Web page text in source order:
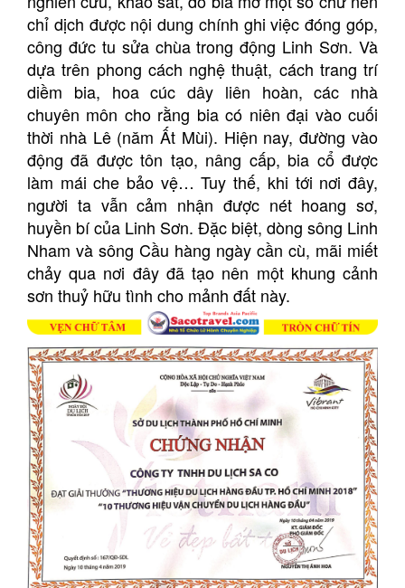
chỉ dịch được nội dung chính ghi việc đóng góp,
công đức tu sửa chùa trong động Linh Sơn. Và
dựa trên phong cách nghệ thuật, cách trang trí
diềm bia, hoa cúc dây liên hoàn, các nhà
chuyên môn cho rằng bia có niên đại vào cuối
thời nhà Lê (năm Ất Mùi). Hiện nay, đường vào
động đã được tôn tạo, nâng cấp, bia cổ được
làm mái che bảo vệ… Tuy thế, khi tới nơi đây,
người ta vẫn cảm nhận được nét hoang sơ,
huyền bí của Linh Sơn. Đặc biệt, dòng sông Linh
Nham và sông Cầu hàng ngày cần cù, mãi miết
chảy qua nơi đây đã tạo nên một khung cảnh
sơn thuỷ hữu tình cho mảnh đất này.